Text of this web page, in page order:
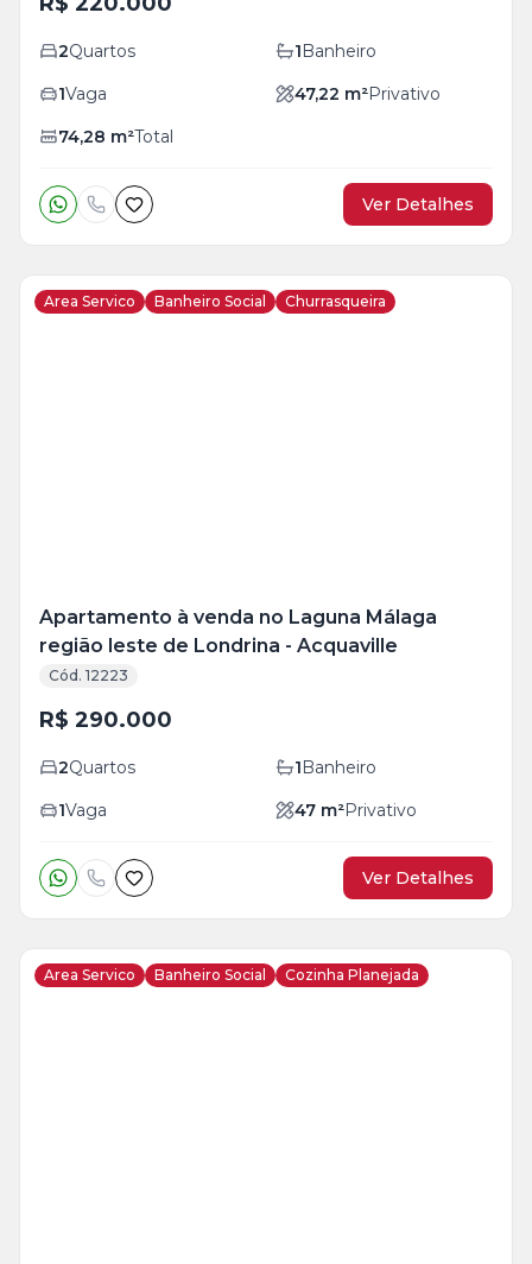
2Quartos 1Banheiro
1Vaga 47,22 m²Privativo
74,28 m²Total
Ver Detalhes
Area Servico Banheiro Social Churrasqueira
Apartamento à venda no Laguna Málaga
região leste de Londrina - Acquaville
Cód. 12223
R$ 290.000
2Quartos 1Banheiro
1Vaga 47 m²Privativo
Ver Detalhes
Area Servico Banheiro Social Cozinha Planejada